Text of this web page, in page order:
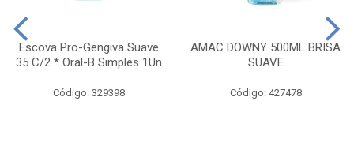
Escova Pro-Gengiva Suave
35 C/2 * Oral-B Simples 1Un
Código: 329398
AMAC DOWNY 500ML BRISA
SUAVE
Código: 427478